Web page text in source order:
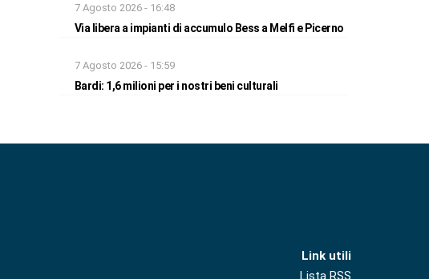
7 Agosto 2026 - 16:48
Via libera a impianti di accumulo Bess a Melfi e Picerno
7 Agosto 2026 - 15:59
Bardi: 1,6 milioni per i nostri beni culturali
Link utili
Lista RSS